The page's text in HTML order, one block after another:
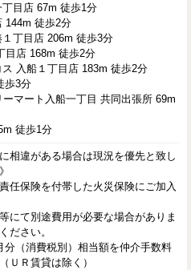
目店 67m 徒歩1分
144m 徒歩2分
丁目店 206m 徒歩3分
目店 168m 徒歩2分
入船１丁目店 183m 徒歩2分
歩3分
マート入船一丁目 共同出張所 69m
徒歩1分
相違がある場合は現況を優先と致し
任保険を付帯した火災保険にご加入
にて別途費用が必要な場合がありま
ださい。
（消費税別）相当額を仲介手数料
ＵＲ賃貸は除く）